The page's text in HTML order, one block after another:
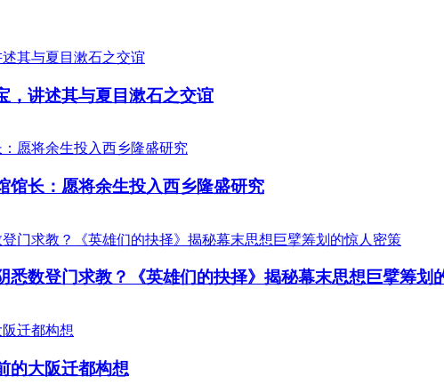
，讲述其与夏目漱石之交谊
馆长：愿将余生投入西乡隆盛研究
悉数登门求教？《英雄们的抉择》揭秘幕末思想巨擘筹划
的大阪迁都构想